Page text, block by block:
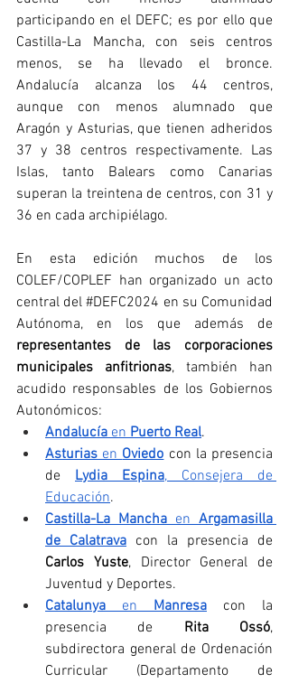
participando en el DEFC; es por ello que
Castilla-La Mancha, con seis centros
menos, se ha llevado el bronce.
Andalucía alcanza los 44 centros,
aunque con menos alumnado que
Aragón y Asturias, que tienen adheridos
37 y 38 centros respectivamente. Las
Islas, tanto Balears como Canarias
superan la treintena de centros, con 31 y
36 en cada archipiélago.
En esta edición muchos de los
COLEF/COPLEF han organizado un acto
central del #DEFC2024 en su Comunidad
representantes de las corporaciones
municipales anfitrionas, también han
acudido responsables de los Gobiernos
Autonómicos:
Andalucía en Puerto Real.
Asturias en Oviedo con la presencia
de Lydia Espina, Consejera de
Educación.
Castilla-La Mancha en Argamasilla
de Calatrava
Carlos Yuste, Director General de
Juventud y Deportes.
Catalunya en Manresa
con la
presencia de Rita Ossó,
subdirectora general de Ordenación
Curricular (Departamento de